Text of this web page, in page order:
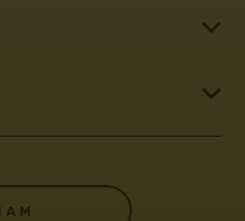
REPRO